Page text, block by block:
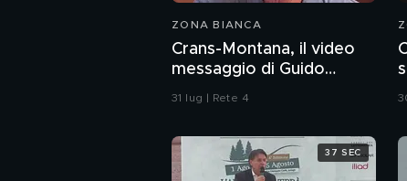
ZONA BIANCA
Crans-Montana, il video
messaggio di Guido
Bertolaso per Leonardo
31 lug | Rete 4
37 SEC